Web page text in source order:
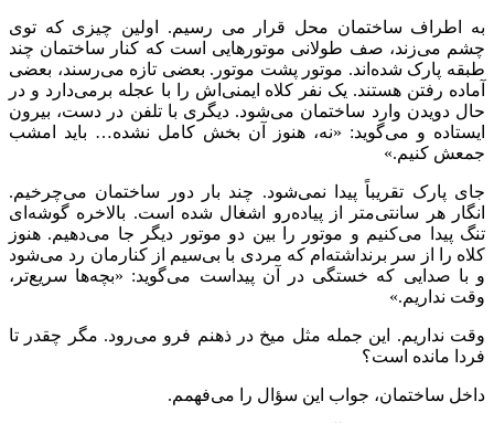
به اطراف ساختمان محل قرار می رسیم. اولین چیزی که توی
چشم می‌زند، صف طولانی موتورهایی است که کنار ساختمان چند
طبقه پارک شده‌اند. موتور پشت موتور. بعضی تازه می‌رسند، بعضی
آماده رفتن‌ هستند. یک نفر کلاه ایمنی‌اش را با عجله برمی‌دارد و در
حال دویدن وارد ساختمان می‌شود. دیگری با تلفن در دست، بیرون
ایستاده و می‌گوید: «نه، هنوز آن بخش کامل نشده… باید امشب
جمعش کنیم.»
جای پارک تقریباً پیدا نمی‌شود. چند بار دور ساختمان می‌چرخیم.
انگار هر سانتی‌متر از پیاده‌رو اشغال شده است. بالاخره گوشه‌ای
تنگ پیدا می‌کنیم و موتور را بین دو موتور دیگر جا می‌دهیم. هنوز
کلاه را از سر برنداشته‌ام که مردی با بی‌سیم از کنارمان رد می‌شود
و با صدایی که خستگی در آن پیداست می‌گوید: «بچه‌ها سریع‌تر،
وقت نداریم.»
وقت نداریم. این جمله مثل میخ در ذهنم فرو می‌رود. مگر چقدر تا
فردا مانده است؟
داخل ساختمان، جواب این سؤال را می‌فهمم.